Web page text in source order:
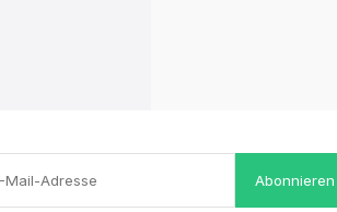
Abonnieren